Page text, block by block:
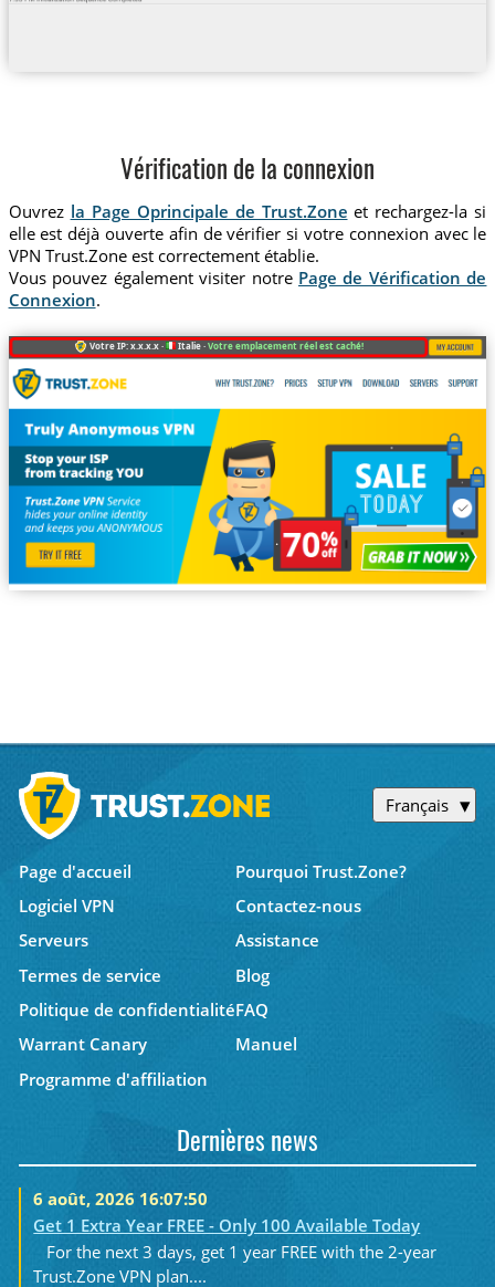
Vérification de la connexion
Ouvrez la Page Oprincipale de Trust.Zone et rechargez-la si
elle est déjà ouverte afin de vérifier si votre connexion avec le
VPN Trust.Zone est correctement établie.
Vous pouvez également visiter notre Page de Vérification de
Connexion.
Votre IP: x.x.x.x · Italie ·Votre emplacement réel est caché!
Français
Page d'accueil
Pourquoi Trust.Zone?
Logiciel VPN
Contactez-nous
Serveurs
Assistance
Termes de service
Blog
Politique de confidentialitéFAQ
Warrant Canary
Manuel
Programme d'affiliation
Dernières news
6 août, 2026 16:07:50
Get 1 Extra Year FREE - Only 100 Available Today
For the next 3 days, get 1 year FREE with the 2-year
Trust.Zone VPN plan....